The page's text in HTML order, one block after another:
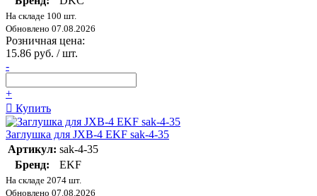
На складе 100 шт.
Обновлено 07.08.2026
Розничная цена:
15.86 руб. / шт.
-
+
Купить
Заглушка для JXB-4 EKF sak-4-35
Артикул: sak-4-35
Бренд:
EKF
На складе 2074 шт.
Обновлено 07.08.2026